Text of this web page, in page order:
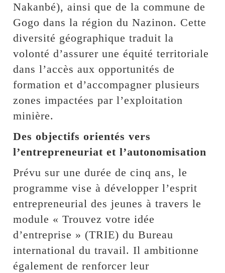
Nakanbé), ainsi que de la commune de
Gogo dans la région du Nazinon. Cette
diversité géographique traduit la
volonté d’assurer une équité territoriale
dans l’accès aux opportunités de
formation et d’accompagner plusieurs
zones impactées par l’exploitation
minière.
Des objectifs orientés vers
l’entrepreneuriat et l’autonomisation
Prévu sur une durée de cinq ans, le
programme vise à développer l’esprit
entrepreneurial des jeunes à travers le
module « Trouvez votre idée
d’entreprise » (TRIE) du Bureau
international du travail. Il ambitionne
également de renforcer leur